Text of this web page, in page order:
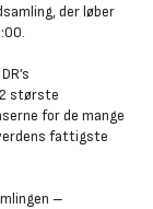
der løber
største
for de mange
fattigste
–